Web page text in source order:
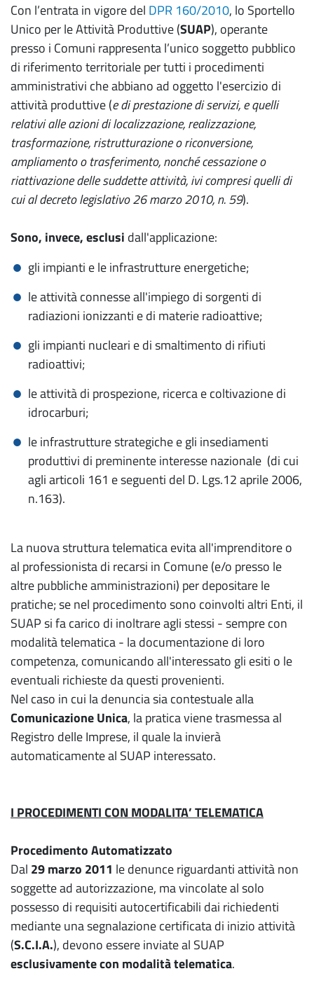
Con l’entrata in vigore del DPR 160/2010, lo Sportello
Unico per le Attività Produttive (SUAP), operante
presso i Comuni rappresenta l’unico soggetto pubblico
di riferimento territoriale per tutti i procedimenti
amministrativi che abbiano ad oggetto l'esercizio di
attività produttive (e di prestazione di servizi, e quelli
relativi alle azioni di localizzazione, realizzazione,
trasformazione, ristrutturazione o riconversione,
ampliamento o trasferimento, nonché cessazione o
riattivazione delle suddette attività, ivi compresi quelli di
cui al decreto legislativo 26 marzo 2010, n. 59).
Sono, invece, esclusi dall'applicazione:
gli impianti e le infrastrutture energetiche;
le attività connesse all'impiego di sorgenti di
radiazioni ionizzanti e di materie radioattive;
gli impianti nucleari e di smaltimento di rifiuti
radioattivi;
le attività di prospezione, ricerca e coltivazione di
idrocarburi;
le infrastrutture strategiche e gli insediamenti
produttivi di preminente interesse nazionale (di cui
agli articoli 161 e seguenti del D. Lgs.12 aprile 2006,
n.163).
La nuova struttura telematica evita all'imprenditore o
al professionista di recarsi in Comune (e/o presso le
altre pubbliche amministrazioni) per depositare le
pratiche; se nel procedimento sono coinvolti altri Enti, il
SUAP si fa carico di inoltrare agli stessi - sempre con
modalità telematica - la documentazione di loro
competenza, comunicando all'interessato gli esiti o le
eventuali richieste da questi provenienti.
Nel caso in cui la denuncia sia contestuale alla
Comunicazione Unica, la pratica viene trasmessa al
Registro delle Imprese, il quale la invierà
automaticamente al SUAP interessato.
I PROCEDIMENTI CON MODALITA’ TELEMATICA
Procedimento Automatizzato
Dal 29 marzo 2011 le denunce riguardanti attività non
soggette ad autorizzazione, ma vincolate al solo
possesso di requisiti autocertificabili dai richiedenti
mediante una segnalazione certificata di inizio attività
(S.C.I.A.), devono essere inviate al SUAP
esclusivamente con modalità telematica.